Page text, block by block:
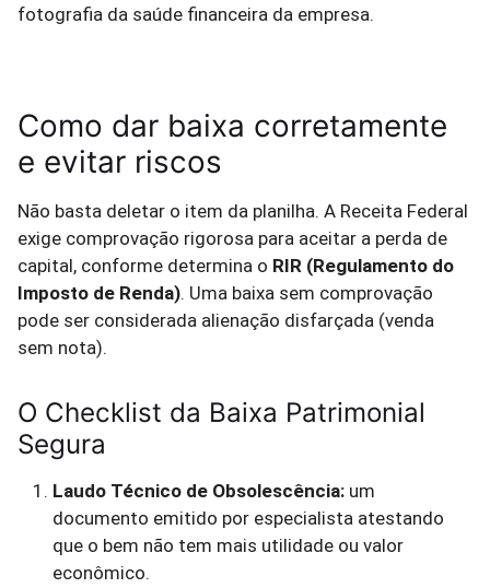
fotografia da saúde financeira da empresa.
Como dar baixa corretamente
e evitar riscos
Não basta deletar o item da planilha. A Receita Federal
exige comprovação rigorosa para aceitar a perda de
capital, conforme determina o RIR (Regulamento do
Imposto de Renda). Uma baixa sem comprovação
pode ser considerada alienação disfarçada (venda
sem nota).
O Checklist da Baixa Patrimonial
Segura
Laudo Técnico de Obsolescência: um
documento emitido por especialista atestando
que o bem não tem mais utilidade ou valor
econômico.